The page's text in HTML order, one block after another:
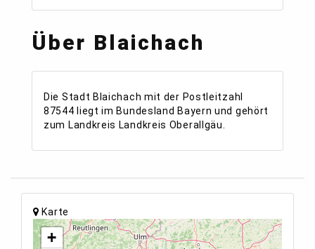
Über Blaichach
Die Stadt Blaichach mit der Postleitzahl
87544 liegt im Bundesland Bayern und gehört
zum Landkreis Landkreis Oberallgäu.
Karte
+